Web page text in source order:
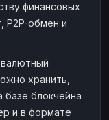
финансовых
P2P-обмен и
хранить,
базе блокчейна
и в формате